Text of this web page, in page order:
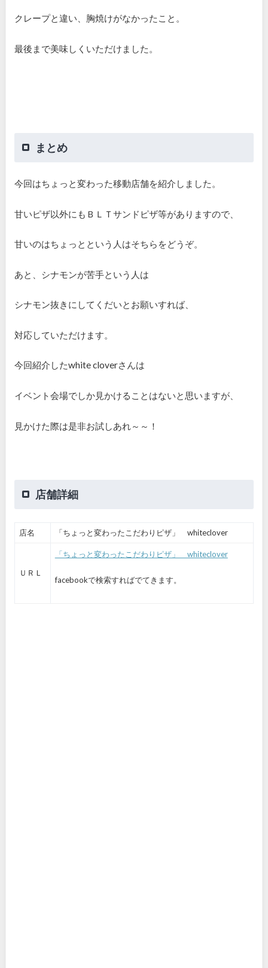
クレープと違い、胸焼けがなかったこと。
最後まで美味しくいただけました。
まとめ
今回はちょっと変わった移動店舗を紹介しました。
甘いピザ以外にもＢＬＴサンドピザ等がありますので、
甘いのはちょっとという人はそちらをどうぞ。
あと、シナモンが苦手という人は
シナモン抜きにしてくだいとお願いすれば、
対応していただけます。
今回紹介したwhite cloverさんは
イベント会場でしか見かけることはないと思いますが、
見かけた際は是非お試しあれ～～！
店舗詳細
店名 「ちょっと変わったこだわりピザ」 whiteclover
ＵＲＬ
「ちょっと変わったこだわりピザ」 whiteclover
facebookで検索すればでてきます。